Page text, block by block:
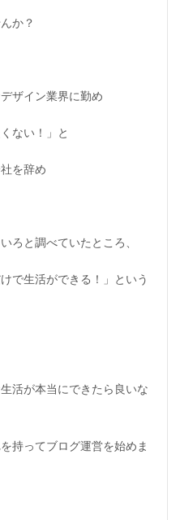
か？
ザイン業界に勤め
ない！ 」と
を辞め
ろと調べていたところ、
で生活ができる！」という
活が本当にできたら良いな
持ってブログ運営を始めま